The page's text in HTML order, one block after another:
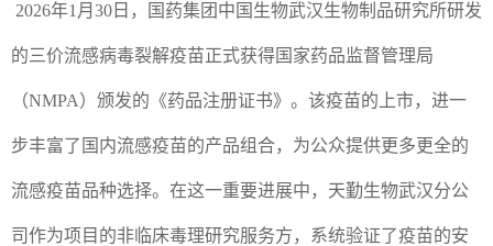
2026年1月30日，国药集团中国生物武汉生物制品研究所研发
的三价流感病毒裂解疫苗正式获得国家药品监督管理局
（NMPA）颁发的《药品注册证书》。该疫苗的上市，进一
步丰富了国内流感疫苗的产品组合，为公众提供更多更全的
流感疫苗品种选择。在这一重要进展中，天勤生物武汉分公
司作为项目的非临床毒理研究服务方，系统验证了疫苗的安